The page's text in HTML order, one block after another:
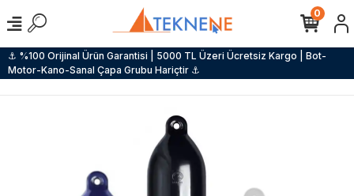
⚓ %100 Orijinal Ürün Garantisi | 5000 TL Üzeri Ücretsiz Kargo | Bot-
Motor-Kano-Sanal Çapa Grubu Hariçtir ⚓
0